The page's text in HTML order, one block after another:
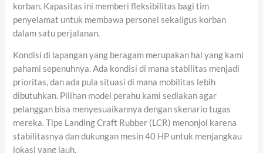
korban. Kapasitas ini memberi fleksibilitas bagi tim
penyelamat untuk membawa personel sekaligus korban
dalam satu perjalanan.
Kondisi di lapangan yang beragam merupakan hal yang kami
pahami sepenuhnya. Ada kondisi di mana stabilitas menjadi
prioritas, dan ada pula situasi di mana mobilitas lebih
dibutuhkan. Pilihan model perahu kami sediakan agar
pelanggan bisa menyesuaikannya dengan skenario tugas
mereka. Tipe Landing Craft Rubber (LCR) menonjol karena
stabilitasnya dan dukungan mesin 40 HP untuk menjangkau
lokasi yang jauh.